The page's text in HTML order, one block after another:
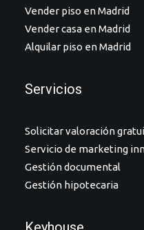
Vender piso en Madrid
Vender casa en Madrid
Alquilar piso en Madrid
Servicios
Solicitar valoración
Servicio de marketing
Gestión documental
Gestión hipotecaria